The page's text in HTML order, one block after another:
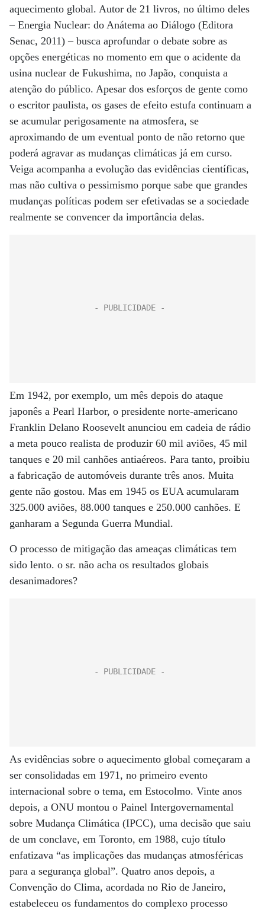
aquecimento global. Autor de 21 livros, no último deles
– Energia Nuclear: do Anátema ao Diálogo (Editora
Senac, 2011) – busca aprofundar o debate sobre as
opções energéticas no momento em que o acidente da
usina nuclear de Fukushima, no Japão, conquista a
atenção do público. Apesar dos esforços de gente como
o escritor paulista, os gases de efeito estufa continuam a
se acumular perigosamente na atmosfera, se
aproximando de um eventual ponto de não retorno que
poderá agravar as mudanças climáticas já em curso.
Veiga acompanha a evolução das evidências científicas,
mas não cultiva o pessimismo porque sabe que grandes
mudanças políticas podem ser efetivadas se a sociedade
realmente se convencer da importância delas.
Em 1942, por exemplo, um mês depois do ataque
japonês a Pearl Harbor, o presidente norte-americano
Franklin Delano Roosevelt anunciou em cadeia de rádio
a meta pouco realista de produzir 60 mil aviões, 45 mil
tanques e 20 mil canhões antiaéreos. Para tanto, proibiu
a fabricação de automóveis durante três anos. Muita
gente não gostou. Mas em 1945 os EUA acumularam
325.000 aviões, 88.000 tanques e 250.000 canhões. E
ganharam a Segunda Guerra Mundial.
O processo de mitigação das ameaças climáticas tem
sido lento. o sr. não acha os resultados globais
desanimadores?
As evidências sobre o aquecimento global começaram a
ser consolidadas em 1971, no primeiro evento
internacional sobre o tema, em Estocolmo. Vinte anos
depois, a ONU montou o Painel Intergovernamental
sobre Mudança Climática (IPCC), uma decisão que saiu
de um conclave, em Toronto, em 1988, cujo título
enfatizava “as implicações das mudanças atmosféricas
para a segurança global”. Quatro anos depois, a
Convenção do Clima, acordada no Rio de Janeiro,
estabeleceu os fundamentos do complexo processo